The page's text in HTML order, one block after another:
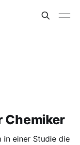
Chemiker
einer Studie die